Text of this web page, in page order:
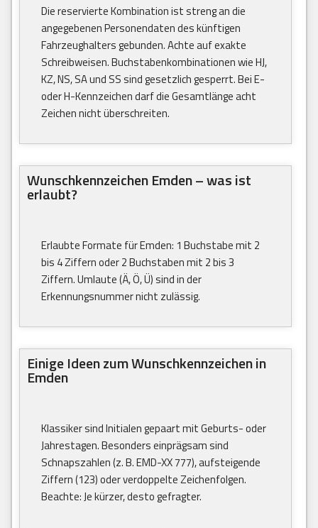
Die reservierte Kombination ist streng an die
angegebenen Personendaten des künftigen
Fahrzeughalters gebunden. Achte auf exakte
Schreibweisen. Buchstabenkombinationen wie HJ,
KZ, NS, SA und SS sind gesetzlich gesperrt. Bei E-
oder H-Kennzeichen darf die Gesamtlänge acht
Zeichen nicht überschreiten.
Wunschkennzeichen Emden – was ist
erlaubt?
Erlaubte Formate für Emden: 1 Buchstabe mit 2
bis 4 Ziffern oder 2 Buchstaben mit 2 bis 3
Ziffern. Umlaute (Ä, Ö, Ü) sind in der
Erkennungsnummer nicht zulässig.
Einige Ideen zum Wunschkennzeichen in
Emden
Klassiker sind Initialen gepaart mit Geburts- oder
Jahrestagen. Besonders einprägsam sind
Schnapszahlen (z. B. EMD-XX 777), aufsteigende
Ziffern (123) oder verdoppelte Zeichenfolgen.
Beachte: Je kürzer, desto gefragter.